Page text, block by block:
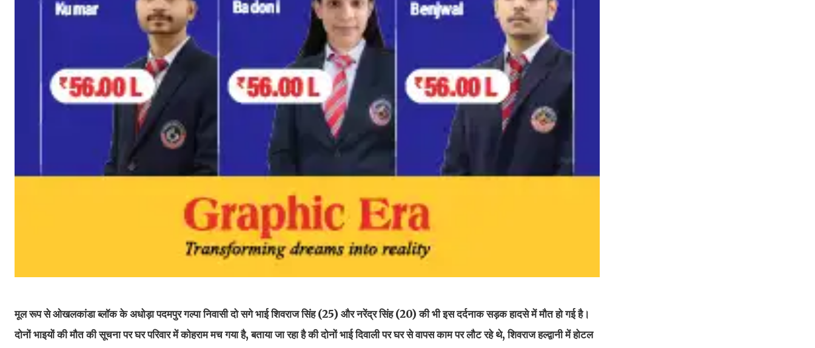
मूल रूप से ओखलकांडा ब्लॉक के अधोड़ा पदमपुर गल्पा निवासी दो सगे भाई शिवराज सिंह (25) और नरेंद्र सिंह (20) की भी इस दर्दनाक सड़क हादसे में मौत हो गई है।
दोनों भाइयों की मौत की सूचना पर घर परिवार में कोहराम मच गया है, बताया जा रहा है की दोनों भाई दिवाली पर घर से वापस काम पर लौट रहे थे, शिवराज हल्द्वानी में होटल